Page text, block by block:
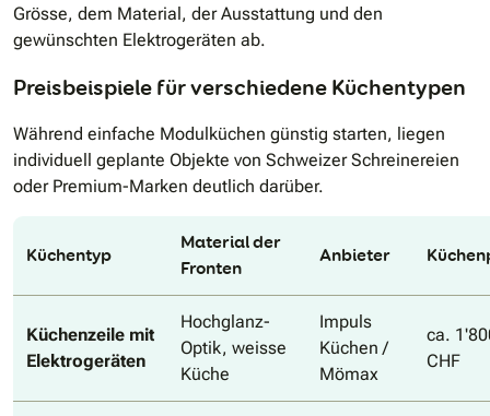
Grösse, dem Material, der Ausstattung und den
gewünschten Elektrogeräten ab.
Preisbeispiele für verschiedene Küchentypen
Während einfache Modulküchen günstig starten, liegen
individuell geplante Objekte von Schweizer Schreinereien
oder Premium-Marken deutlich darüber.
Küchentyp
Material der
Fronten
Anbieter
Küchenzeile mit
Elektrogeräten
Hochglanz-
Optik, weisse
Küche
Impuls
Küchen /
Mömax
ca.
CHF